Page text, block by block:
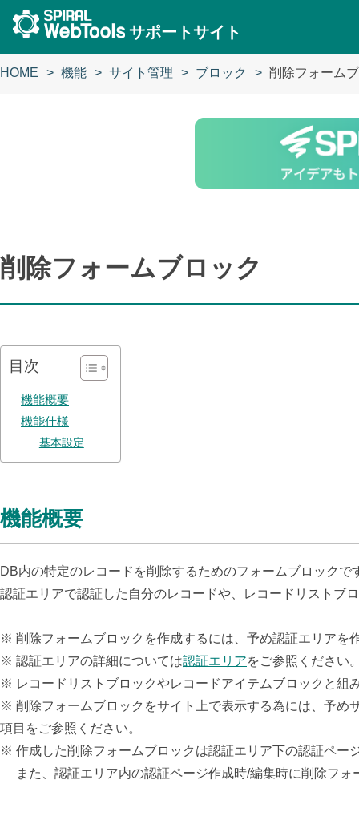
サポートサイト
HOME 機能 サイト管理 ブロック 削除フォーム
削除フォームブロック
目次
機能概要
機能仕様
基本設定
機能概要
DB内の特定のレコードを削除するためのフォームブロックで
認証エリアで認証した自分のレコードや、レコードリストブ
※ 削除フォームブロックを作成するには、予め認証エリアを
※ 認証エリアの詳細については認証エリアをご参照ください
※ レコードリストブロックやレコードアイテムブロックと組
※ 削除フォームブロックをサイト上で表示する為には、予め
項目をご参照ください。
※ 作成した削除フォームブロックは認証エリア下の認証ペー
また、認証エリア内の認証ページ作成時/編集時に削除フォ